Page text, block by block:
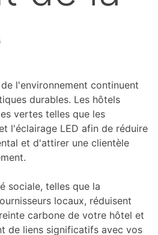
l'environnement continuent
durables. Les hôtels
vertes telles que les
l'éclairage LED afin de réduire
et d'attirer une clientèle
sociale, telles que la
locaux, réduisent
carbone de votre hôtel et
de liens significatifs avec vos